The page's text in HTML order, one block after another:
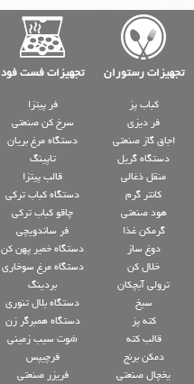
تجهیزات رستوران تجهیزات فست فود
کباب پز
فر دیزی
اجاق گاز صنعتی
دستگاه گریل
منقل ذغالی
کانتر گرم
هود صنعتی
گرمکن غذا
دوغ ساز
خلال کن
ترولی آبچکان
سیخ
کته پز
قالب کته
دمکن برنج
یخچال صنعتی
فر پیتزا
سرخ کن صنعتی
دستگاه مرغ بریان
تاپینگ
قالب پیتزا
دستگاه کباب ترکی
چاقو کباب ترکی
فر ساندویچی
دستگاه خمیر پهن کن
دستگاه مرغ سوخاری
بردینگ
دستگاه بلال تنوری
دستگاه همبرگر زن
شوت سیب زمینی
فرچیپس
فریزر صنعتی